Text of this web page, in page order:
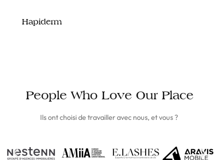
Hapiderm
People Who Love Our Place
Ils ont choisi de travailler avec nous, et vous ?